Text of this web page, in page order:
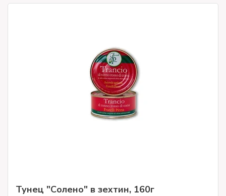
Тунец "Солено" в зехтин, 160г